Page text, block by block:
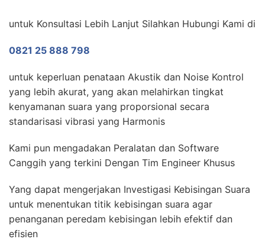
untuk Konsultasi Lebih Lanjut Silahkan Hubungi Kami di
0821 25 888 798
untuk keperluan penataan Akustik dan Noise Kontrol
yang lebih akurat, yang akan melahirkan tingkat
kenyamanan suara yang proporsional secara
standarisasi vibrasi yang Harmonis
Kami pun mengadakan Peralatan dan Software
Canggih yang terkini Dengan Tim Engineer Khusus
Yang dapat mengerjakan Investigasi Kebisingan Suara
untuk menentukan titik kebisingan suara agar
penanganan peredam kebisingan lebih efektif dan
efisien